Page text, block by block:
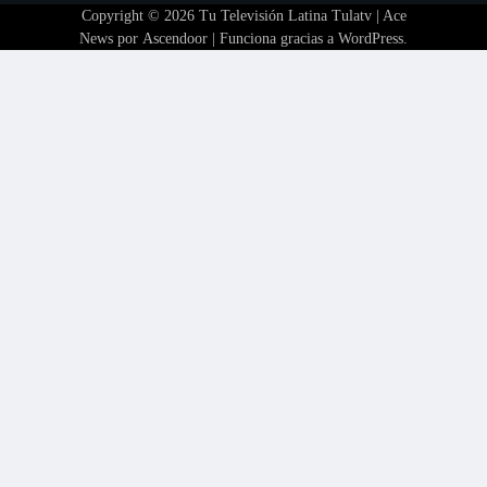
Copyright © 2026 Tu Televisión Latina Tulatv| Ace
News por Ascendoor | Funciona gracias a WordPress.